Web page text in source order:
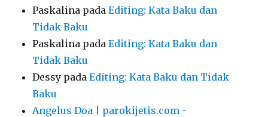
Paskalina padaEditing: Kata Baku dan
Tidak Baku
Paskalina padaEditing: Kata Baku dan
Tidak Baku
Dessy padaEditing: Kata Baku dan Tidak
Baku
Angelus Doa | parokijetis.com -